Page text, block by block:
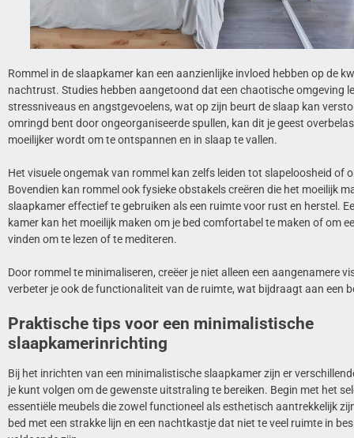
Rommel in de slaapkamer kan een aanzienlijke invloed hebben op de
nachtrust. Studies hebben aangetoond dat een chaotische omgeving
stressniveaus en angstgevoelens, wat op zijn beurt de slaap kan
omringd bent door ongeorganiseerde spullen, kan dit je geest
moeilijker wordt om te ontspannen en in slaap te vallen.
Het visuele ongemak van rommel kan zelfs leiden tot slapeloosheid of
Bovendien kan rommel ook fysieke obstakels creëren die het moeilijk
slaapkamer effectief te gebruiken als een ruimte voor rust en herstel.
kamer kan het moeilijk maken om je bed comfortabel te maken of om
vinden om te lezen of te mediteren.
Door rommel te minimaliseren, creëer je niet alleen een aangenamere
verbeter je ook de functionaliteit van de ruimte, wat bijdraagt aan een
Praktische tips voor een minimalistische
slaapkamerinrichting
Bij het inrichten van een minimalistische slaapkamer zijn er
je kunt volgen om de gewenste uitstraling te bereiken. Begin met het
essentiële meubels die zowel functioneel als esthetisch aantrekkelijk
bed met een strakke lijn en een nachtkastje dat niet te veel ruimte in